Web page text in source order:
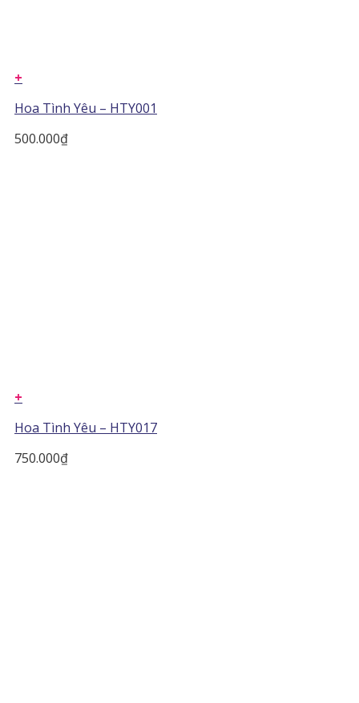
+
Hoa Tình Yêu – HTY001
500.000₫
+
Hoa Tình Yêu – HTY017
750.000₫